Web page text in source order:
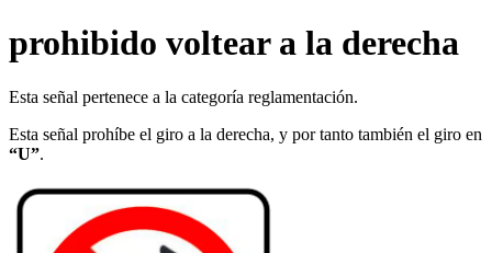
prohibido voltear a la derecha
Esta señal pertenece a la categoría reglamentación.
Esta señal prohíbe el giro a la derecha, y por tanto también el giro en
“U”.